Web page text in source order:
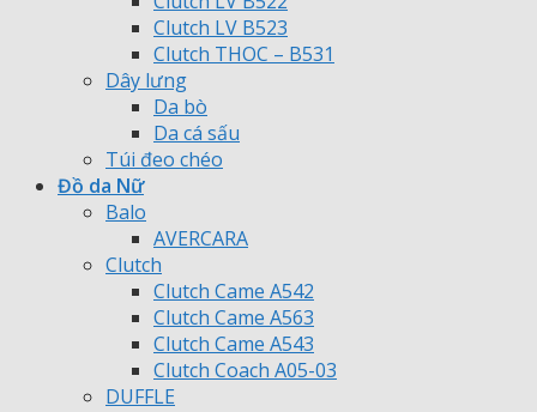
Clutch LV B523
Clutch THOC – B531
Dây lưng
Da bò
Da cá sấu
Túi đeo chéo
Đồ da Nữ
Balo
AVERCARA
Clutch
Clutch Came A542
Clutch Came A563
Clutch Came A543
Clutch Coach A05-03
DUFFLE